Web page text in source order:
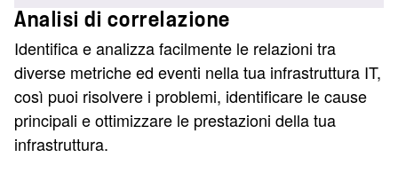
Analisi di correlazione
Identifica e analizza facilmente le relazioni tra
diverse metriche ed eventi nella tua infrastruttura IT,
così puoi risolvere i problemi, identificare le cause
principali e ottimizzare le prestazioni della tua
infrastruttura.